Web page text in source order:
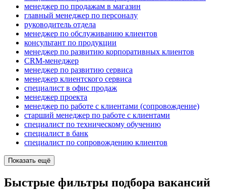
менеджер по продажам в магазин
главный менеджер по персоналу
руководитель отдела
менеджер по обслуживанию клиентов
консультант по продукции
менеджер по развитию корпоративных клиентов
CRM-менеджер
менеджер по развитию сервиса
менеджер клиентского сервиса
специалист в офис продаж
менеджер проекта
менеджер по работе с клиентами (сопровождение)
старший менеджер по работе с клиентами
специалист по техническому обучению
специалист в банк
специалист по сопровождению клиентов
Показать ещё
Быстрые фильтры подбора вакансий